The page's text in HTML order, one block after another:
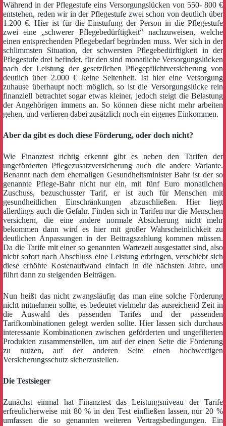
Während in der Pflegestufe eins Versorgungslücken von 550- 800 €
entstehen, reden wir in der Pflegestufe zwei schon von deutlich über
1.200 €. Hier ist für die Einstufung der Person in die Pflegestufe
zwei eine „schwerer Pflegebedürftigkeit“ nachzuweisen, welche
einen entsprechenden Pflegebedarf begründen muss. Wer sich in der
schlimmsten Situation, der schwersten Pflegebedürftigkeit in der
Pflegestufe drei befindet, für den sind monatliche Versorgungslücken
nach der Leistung der gesetzlichen Pflegepflichtversicherung von
deutlich über 2.000 € keine Seltenheit. Ist hier eine Versorgung
zuhause überhaupt noch möglich, so ist die Versorgungslücke rein
finanziell betrachtet sogar etwas kleiner, jedoch steigt die Belastung
der Angehörigen immens an. So können diese nicht mehr arbeiten
gehen, und verlieren dabei zusätzlich noch ein eigenes Einkommen.
Aber da gibt es doch diese Förderung, oder doch nicht?
Wie Finanztest richtig erkennt gibt es neben den Tarifen der
ungeförderten Pflegezusatzversicherung auch die andere Variante.
Benannt nach dem ehemaligen Gesundheitsminister Bahr ist der so
genannte Pflege-Bahr nicht nur ein, mit fünf Euro monatlichen
Zuschuss, bezuschusster Tarif, er ist auch für Menschen mit
gesundheitlichen Einschränkungen abzuschließen. Hier liegt
allerdings auch die Gefahr. Finden sich in Tarifen nur die Menschen
versichern, die eine andere normale Absicherung nicht mehr
bekommen dann wird es hier mit großer Wahrscheinlichkeit zu
deutlichen Anpassungen in der Beitragszahlung kommen müssen.
Da die Tarife mit einer so genannten Wartezeit ausgestattet sind, also
nicht sofort nach Abschluss eine Leistung erbringen, verschiebt sich
diese erhöhte Kostenaufwand einfach in die nächsten Jahre, und
führt dann zu steigenden Beiträgen.
Nun heißt das nicht zwangsläufig das man eine solche Förderung
nicht mitnehmen sollte, es bedeutet vielmehr das ausreichend Zeit in
die Auswahl des passenden Tarifes und der passenden
Tarifkombinationen gelegt werden sollte. Hier lassen sich durchaus
interessante Kombinationen zwischen geförderten und ungefilterten
Produkten zusammenstellen, um auf der einen Seite die Förderung
zu nutzen, auf der anderen Seite einen hochwertigen
Versicherungsschutz sicherzustellen.
Die Testsieger
Zunächst einmal hat Finanztest das Leistungsniveau der Tarife
erfreulicherweise mit 80 % in den Test einfließen lassen, nur 20 %
umfassen die so genannten weiteren Vertragsbedingungen. Ein